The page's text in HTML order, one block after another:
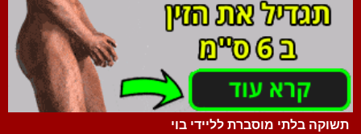
תשוקה בלתי מוסברת לליידי בוי